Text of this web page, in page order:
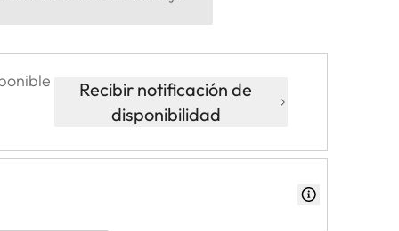
Recibir notificación de
disponibilidad